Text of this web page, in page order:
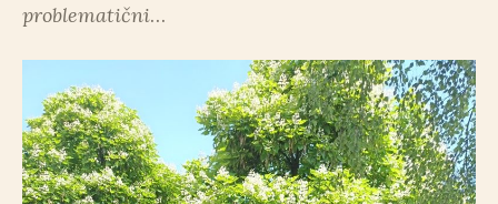
problematični…